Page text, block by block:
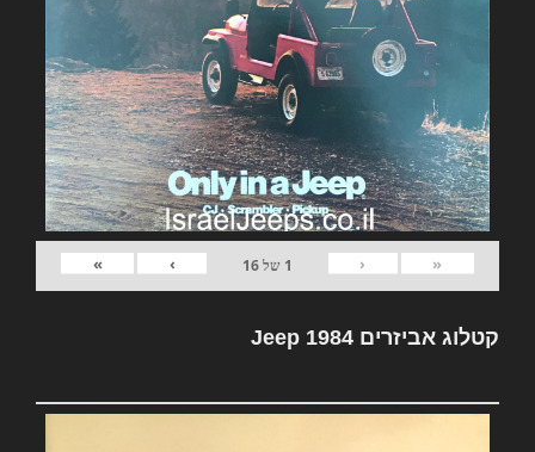
«
‹
1 של16
›
»
קטלוג אביזרים Jeep 1984